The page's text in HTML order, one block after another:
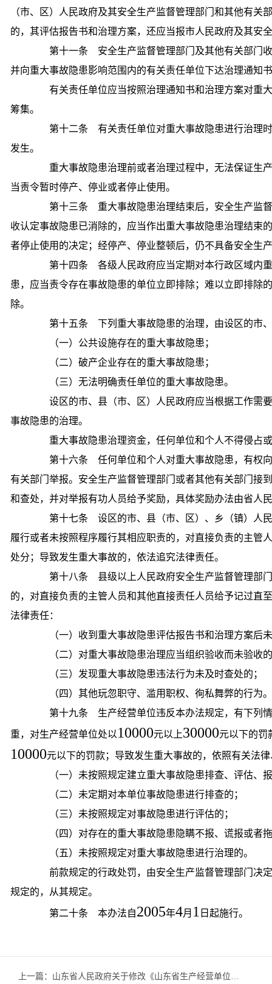
（市、区）人民政府及其安全生产监督管理部门和其他有
的，其评估报告书和治理方案，还应当报市人民政府及其安
第十一条 安全生产监督管理部门及其他有关部门收
并向重大事故隐患影响范围内的有关责任单位下达治理通知
有关责任单位应当按照治理通知书和治理方案对重
筹集。
第十二条 有关责任单位对重大事故隐患进行治理时
发生。
重大事故隐患治理前或者治理过程中，无法保证生
当责令暂时停产、停业或者停止使用。
第十三条 重大事故隐患治理结束后，安全生产监督
收认定事故隐患已消除的，应当作出重大事故隐患治理结束
者停止使用的决定；经停产、停业整顿后，仍不具备安全生
第十四条 各级人民政府应当定期对本行政区域内重
患，应当责令存在事故隐患的单位立即排除；难以立即排除
除。
第十五条 下列重大事故隐患的治理，由设区的市、
（一）公共设施存在的重大事故隐患；
（二）破产企业存在的重大事故隐患；
（三）无法明确责任单位的重大事故隐患。
设区的市、县（市、区）人民政府应当根据工作需
事故隐患的治理。
重大事故隐患治理资金，任何单位和个人不得侵占
第十六条 任何单位和个人对重大事故隐患，有权向
有关部门举报。安全生产监督管理部门或者其他有关部门接
和查处，并对举报有功人员给予奖励，具体奖励办法由省人
第十七条 设区的市、县（市、区）、乡（镇）人民
履行或者未按照程序履行其相应职责的，对直接负责的主管
处分；导致发生重大事故的，依法追究法律责任。
第十八条 县级以上人民政府安全生产监督管理部门
的，对直接负责的主管人员和其他直接责任人员给予记过直
法律责任：
（一）收到重大事故隐患评估报告书和治理方案后
（二）对重大事故隐患治理应当组织验收而未验收
（三）发现重大事故隐患违法行为未及时查处的；
（四）其他玩忽职守、滥用职权、徇私舞弊的行为。
第十九条 生产经营单位违反本办法规定，有下列情
重，对生产经营单位处以10000元以上30000元以下的罚
10000元以下的罚款；导致发生重大事故的，依照有关法
（一）未按照规定建立重大事故隐患排查、评估、
（二）未定期对本单位事故隐患进行排查的；
（三）未按照规定对事故隐患进行评估的；
（四）对存在的重大事故隐患隐瞒不报、谎报或者
（五）未按照规定对重大事故隐患进行治理的。
前款规定的行政处罚，由安全生产监督管理部门决
规定的，从其规定。
第二十条 本办法自2005年4月 1 日起施行。
上一篇： 山东省人民政府关于修改《山东省生产经营单位安全生产主体责任规定》的决定